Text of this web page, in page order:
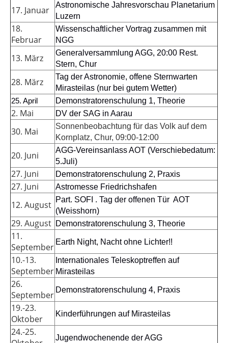
17. Januar
Astronomische Jahresvorschau Planetarium
Luzern
18.
Februar
Wissenschaftlicher Vortrag zusammen mit
NGG
13. März
Generalversammlung AGG, 20:00 Rest.
Stern, Chur
28. März
Tag der Astronomie, offene Sternwarten
Mirasteilas (nur bei gutem Wetter)
25. April Demonstratorenschulung 1, Theorie
2. Mai DV der SAG in Aarau
30. Mai
Sonnenbeobachtung für das Volk auf dem
Kornplatz, Chur, 09:00-12:00
20. Juni
AGG-Vereinsanlass AOT (Verschiebedatum:
5.Juli)
27. Juni Demonstratorenschulung 2, Praxis
27. Juni Astromesse Friedrichshafen
12. August Part. SOFI . Tag der offenen Tür AOT
(Weisshorn)
29. August Demonstratorenschulung 3, Theorie
11.
September Earth Night, Nacht ohne Lichter!!
10.-13.
September
Internationales Teleskoptreffen auf
Mirasteilas
26.
September Demonstratorenschulung 4, Praxis
19.-23.
Oktober
Kinderführungen auf Mirasteilas
24.-25.
Jugendwochenende der AGG